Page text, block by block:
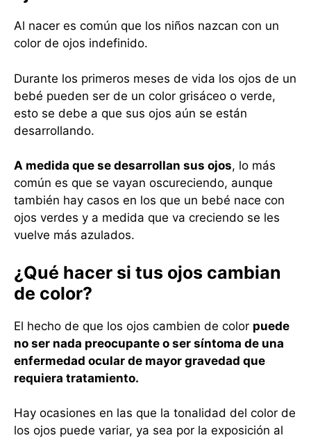
Al nacer es común que los niños nazcan con un
color de ojos indefinido.
Durante los primeros meses de vida los ojos de un
bebé pueden ser de un color grisáceo o verde,
esto se debe a que sus ojos aún se están
desarrollando.
A medida que se desarrollan sus ojos, lo más
común es que se vayan oscureciendo, aunque
también hay casos en los que un bebé nace con
ojos verdes y a medida que va creciendo se les
vuelve más azulados.
¿Qué hacer si tus ojos cambian
de color?
El hecho de que los ojos cambien de color puede
no ser nada preocupante o ser síntoma de una
enfermedad ocular de mayor gravedad que
requiera tratamiento.
Hay ocasiones en las que la tonalidad del color de
los ojos puede variar, ya sea por la exposición al